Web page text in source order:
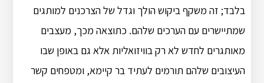
בלבד; זה משקף ביקוש הולך וגדל של הצרכנים למותגים
שמתיישרים עם הערכים שלהם. כתוצאה מכך, מעצבים
מאותגרים לחדש לא רק בוויזואליות אלא גם באופן שבו
העיצובים שלהם תורמים לעתיד בר קיימא, ומטפחים קשר